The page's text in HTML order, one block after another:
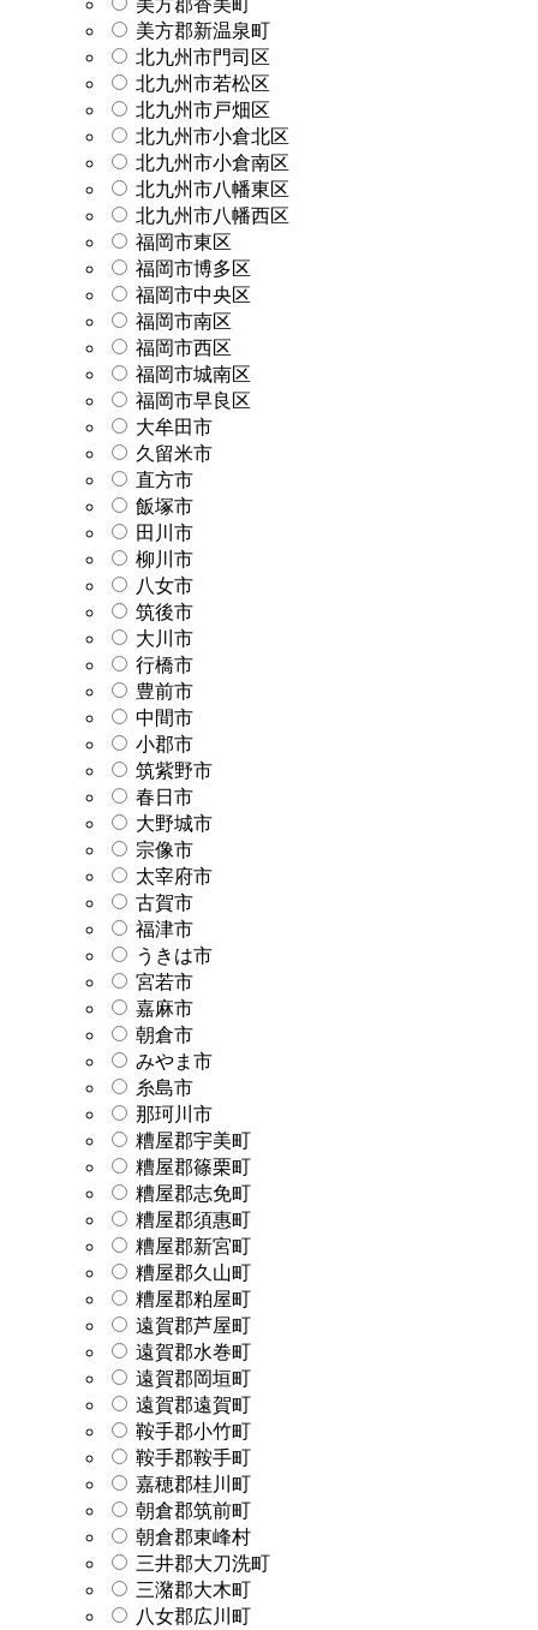
美方郡新温泉町
北九州市門司区
北九州市若松区
北九州市戸畑区
北九州市小倉北区
北九州市小倉南区
北九州市八幡東区
北九州市八幡西区
福岡市東区
福岡市博多区
福岡市中央区
福岡市南区
福岡市西区
福岡市城南区
福岡市早良区
大牟田市
久留米市
直方市
飯塚市
田川市
柳川市
八女市
筑後市
大川市
行橋市
豊前市
中間市
小郡市
筑紫野市
春日市
大野城市
宗像市
太宰府市
古賀市
福津市
うきは市
宮若市
嘉麻市
朝倉市
みやま市
糸島市
那珂川市
糟屋郡宇美町
糟屋郡篠栗町
糟屋郡志免町
糟屋郡須惠町
糟屋郡新宮町
糟屋郡久山町
糟屋郡粕屋町
遠賀郡芦屋町
遠賀郡水巻町
遠賀郡岡垣町
遠賀郡遠賀町
鞍手郡小竹町
鞍手郡鞍手町
嘉穂郡桂川町
朝倉郡筑前町
朝倉郡東峰村
三井郡大刀洗町
三潴郡大木町
八女郡広川町